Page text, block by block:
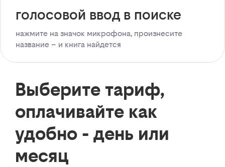
голосовой ввод в поиске
нажмите на значок микрофона, произнесите
название – и книга найдется
Выберите тариф,
оплачивайте как
удобно - день или
месяц